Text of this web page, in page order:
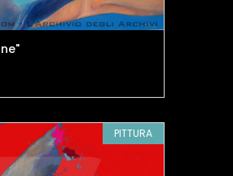
PITTURA